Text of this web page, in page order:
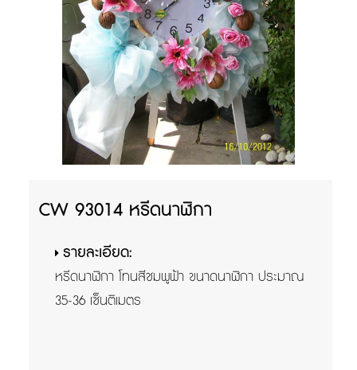
CW 93014 หรีดนาฬิกา
รายละเอียด:
หรีดนาฬิกา โทนสีชมพูฟ้า ขนาดนาฬิกา ประมาณ
35-36 เซ็นติเมตร